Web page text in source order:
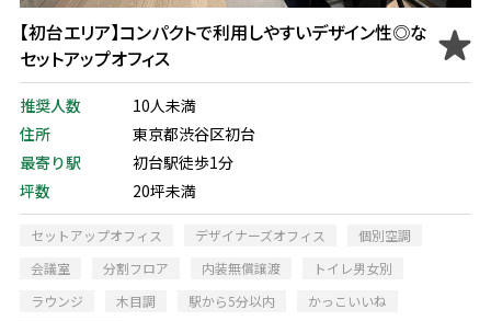
【初台エリア】コンパクトで利用しやすいデザイン性◎な
セットアップオフィス
推奨人数
10人未満
住所
東京都渋谷区初台
最寄り駅
初台駅徒歩1分
坪数
20坪未満
セットアップオフィス デザイナーズオフィス
個別空調
会議室
分割フロア 内装無償譲渡
トイレ男女別
ラウンジ
木目調 駅から5分以内
かっこいいね